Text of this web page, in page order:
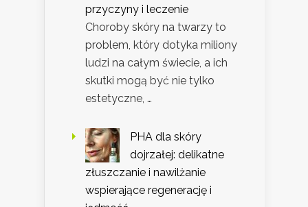
przyczyny i leczenie
Choroby skóry na twarzy to
problem, który dotyka miliony
ludzi na całym świecie, a ich
skutki mogą być nie tylko
estetyczne, …
PHA dla skóry
dojrzałej: delikatne
złuszczanie i nawilżanie
wspierające regenerację i